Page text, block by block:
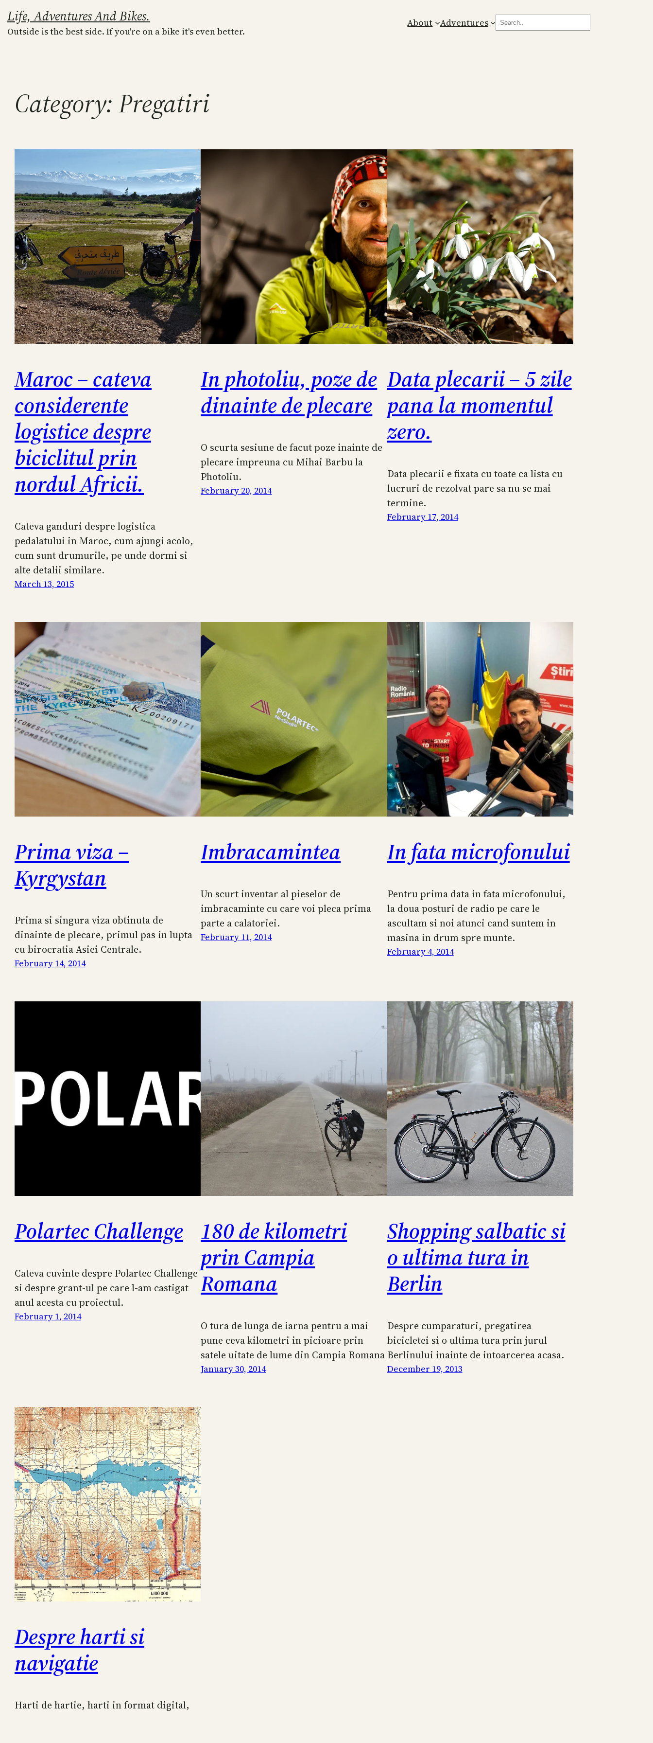
to
content
Life, Adventures And Bikes.
Outside is the best side. If you're on a bike it's even better.
About Adventures Search
Category:Pregatiri
Maroc – cateva
considerente
logistice despre
biciclitul prin
nordul Africii.
Cateva ganduri despre logistica
pedalatului in Maroc, cum ajungi acolo,
cum sunt drumurile, pe unde dormi si
alte detalii similare.
March 13, 2015
In photoliu, poze de
dinainte de plecare
O scurta sesiune de facut poze inainte de
plecare impreuna cu Mihai Barbu la
Photoliu.
February 20, 2014
Data plecarii – 5 zile
pana la momentul
zero.
Data plecarii e fixata cu toate ca lista cu
lucruri de rezolvat pare sa nu se mai
termine.
February 17, 2014
Prima viza –
Kyrgystan
Prima si singura viza obtinuta de
dinainte de plecare, primul pas in lupta
cu birocratia Asiei Centrale.
February 14, 2014
Imbracamintea
Un scurt inventar al pieselor de
imbracaminte cu care voi pleca prima
parte a calatoriei.
February 11, 2014
In fata microfonului
Pentru prima data in fata microfonului,
la doua posturi de radio pe care le
ascultam si noi atunci cand suntem in
masina in drum spre munte.
February 4, 2014
Polartec Challenge
Cateva cuvinte despre Polartec Challenge
si despre grant-ul pe care l-am castigat
anul acesta cu proiectul.
February 1, 2014
180 de kilometri
prin Campia
Romana
O tura de lunga de iarna pentru a mai
pune ceva kilometri in picioare prin
satele uitate de lume din Campia Romana
January 30, 2014
Shopping salbatic si
o ultima tura in
Berlin
Despre cumparaturi, pregatirea
bicicletei si o ultima tura prin jurul
Berlinului inainte de intoarcerea acasa.
December 19, 2013
Despre harti si
navigatie
Harti de hartie, harti in format digital,